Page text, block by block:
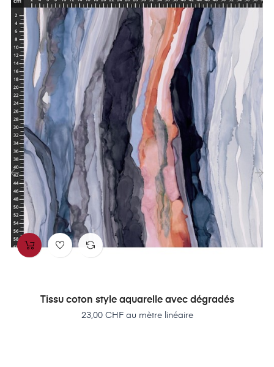
Tissu coton style aquarelle avec dégradés
Prix
23,00 CHF au mètre linéaire
‹